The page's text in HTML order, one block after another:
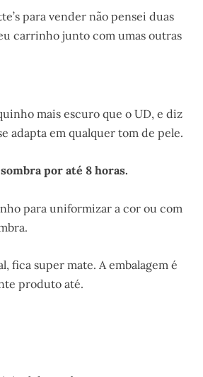
para vender não pensei duas
carrinho junto com umas outras
mais escuro que o UD, e diz
adapta em qualquer tom de pele.
por até 8 horas.
para uniformizar a cor ou com
fica super mate. A embalagem é
produto até.